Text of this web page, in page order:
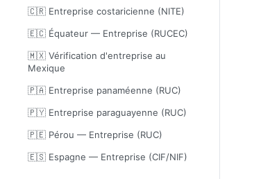
🇨🇷 Entreprise costaricienne (NITE)
🇪🇨 Équateur — Entreprise (RUCEC)
🇲🇽 Vérification d'entreprise au
Mexique
🇵🇦 Entreprise panaméenne (RUC)
🇵🇾 Entreprise paraguayenne (RUC)
🇵🇪 Pérou — Entreprise (RUC)
🇪🇸 Espagne — Entreprise (CIF/NIF)